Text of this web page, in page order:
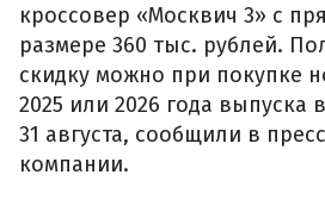
кроссовер «Москвич 3» с
размере 360 тыс. рублей.
скидку можно при покупке
2025 или 2026 года выпуска
31 августа, сообщили в
компании.